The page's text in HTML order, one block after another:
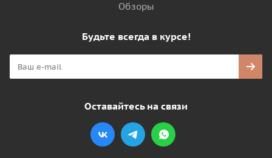
Обзоры
Будьте всегда в курсе!
Оставайтесь на связи